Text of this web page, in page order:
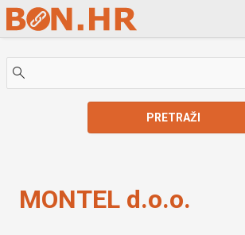
Skip to Main Content
PRETRAŽI
MONTEL d.o.o.